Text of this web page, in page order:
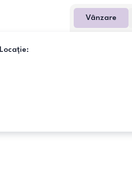
Vânzare
Locație: